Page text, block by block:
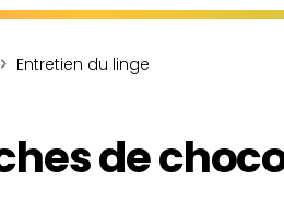
Entretien du linge
de